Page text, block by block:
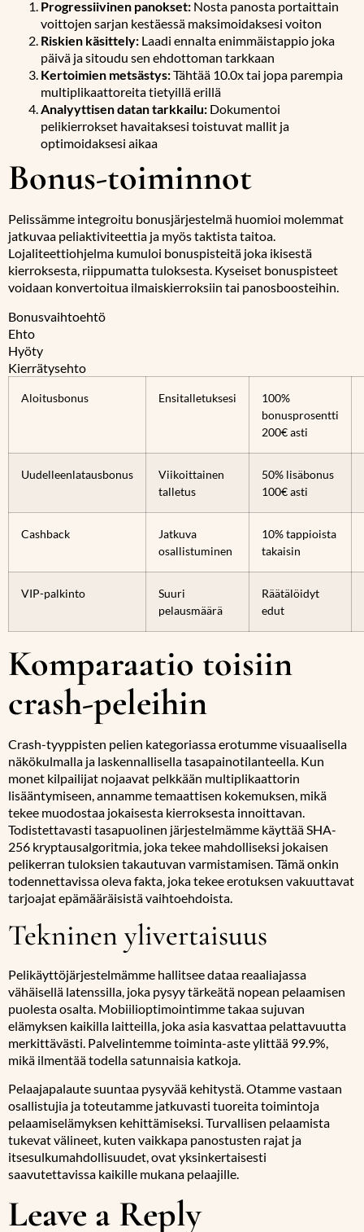
Progressiivinen panokset: Nosta panosta portaittain
voittojen sarjan kestäessä maksimoidaksesi voiton
Riskien käsittely: Laadi ennalta enimmäistappio joka
päivä ja sitoudu sen ehdottoman tarkkaan
Kertoimien metsästys:Tähtää 10.0x tai jopa parempia
multiplikaattoreita tietyillä erillä
Analyyttisen datan tarkkailu: Dokumentoi
pelikierrokset havaitaksesi toistuvat mallit ja
optimoidaksesi aikaa
Bonus-toiminnot
Pelissämme integroitu bonusjärjestelmä huomioi molemmat
jatkuvaa peliaktiviteettia ja myös taktista taitoa.
Lojaliteettiohjelma kumuloi bonuspisteitä joka ikisestä
kierroksesta, riippumatta tuloksesta. Kyseiset bonuspisteet
voidaan konvertoitua ilmaiskierroksiin tai panosboosteihin.
Bonusvaihtoehtö
Ehto
Hyöty
Kierrätysehto
Aloitusbonus Ensitalletuksesi
100%
bonusprosentti
200€ asti
Uudelleenlatausbonus
Viikoittainen
talletus
50% lisäbonus
100€ asti
Cashback
Jatkuva
osallistuminen
10% tappioista
takaisin
VIP-palkinto
Suuri
pelausmäärä
Räätälöidyt
edut
Komparaatio toisiin
crash-peleihin
Crash-tyyppisten pelien kategoriassa erotumme visuaalisella
näkökulmalla ja laskennallisella tasapainotilanteella. Kun
monet kilpailijat nojaavat pelkkään multiplikaattorin
lisääntymiseen, annamme temaattisen kokemuksen, mikä
tekee muodostaa jokaisesta kierroksesta innoittavan.
Todistettavasti tasapuolinen järjestelmämme käyttää SHA-
256 kryptausalgoritmia, joka tekee mahdolliseksi jokaisen
pelikerran tuloksien takautuvan varmistamisen. Tämä onkin
todennettavissa oleva fakta, joka tekee erotuksen vakuuttavat
tarjoajat epämääräisistä vaihtoehdoista.
Tekninen ylivertaisuus
Pelikäyttöjärjestelmämme hallitsee dataa reaaliajassa
vähäisellä latenssilla, joka pysyy tärkeätä nopean pelaamisen
puolesta osalta. Mobiilioptimointimme takaa sujuvan
elämyksen kaikilla laitteilla, joka asia kasvattaa pelattavuutta
merkittävästi. Palvelintemme toiminta-aste ylittää 99.9%,
mikä ilmentää todella satunnaisia katkoja.
Pelaajapalaute suuntaa pysyvää kehitystä. Otamme vastaan
osallistujia ja toteutamme jatkuvasti tuoreita toimintoja
pelaamiselämyksen kehittämiseksi. Turvallisen pelaamista
tukevat välineet, kuten vaikkapa panostusten rajat ja
itsesulkumahdollisuudet, ovat yksinkertaisesti
saavutettavissa kaikille mukana pelaajille.
Leave a Reply